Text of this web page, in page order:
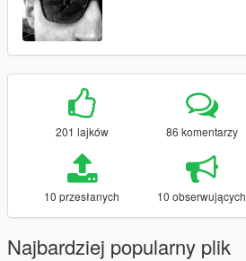
201 lajków 86 komentarzy
10 przesłanych 10 obserwujących
Najbardziej popularny plik